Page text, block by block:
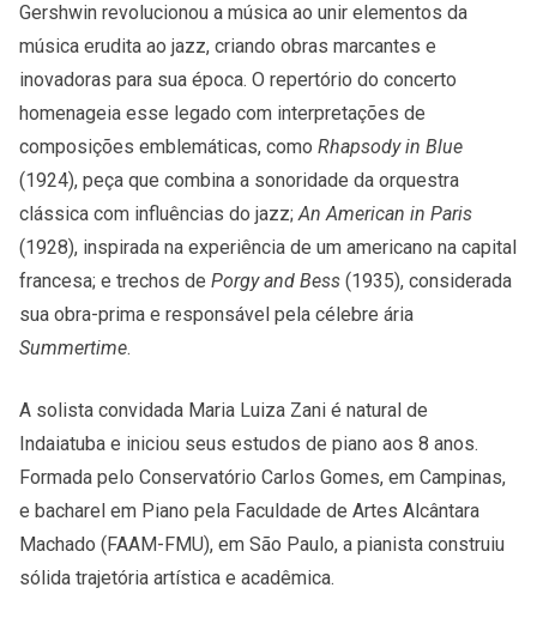
Gershwin revolucionou a música ao unir elementos da
música erudita ao jazz, criando obras marcantes e
inovadoras para sua época. O repertório do concerto
homenageia esse legado com interpretações de
composições emblemáticas, como Rhapsody in Blue
(1924), peça que combina a sonoridade da orquestra
clássica com influências do jazz;An American in Paris
(1928), inspirada na experiência de um americano na capital
francesa; e trechos de Porgy and Bess (1935), considerada
sua obra-prima e responsável pela célebre ária
Summertime.
A solista convidada Maria Luiza Zani é natural de
Indaiatuba e iniciou seus estudos de piano aos 8 anos.
Formada pelo Conservatório Carlos Gomes, em Campinas,
e bacharel em Piano pela Faculdade de Artes Alcântara
Machado (FAAM-FMU), em São Paulo, a pianista construiu
sólida trajetória artística e acadêmica.